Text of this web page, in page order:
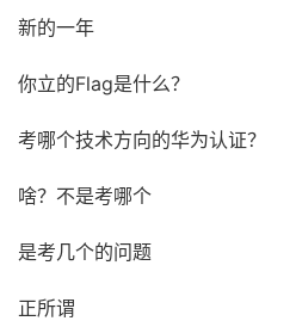
新的一年
你立的Flag是什么？
考哪个技术方向的华为认证？
啥？不是考哪个
是考几个的问题
正所谓